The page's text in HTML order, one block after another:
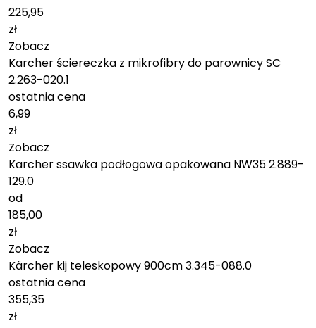
225,95
zł
Zobacz
Karcher ściereczka z mikrofibry do parownicy SC
2.263-020.1
ostatnia cena
6,99
zł
Zobacz
Karcher ssawka podłogowa opakowana NW35 2.889-
129.0
od
185,00
zł
Zobacz
Kärcher kij teleskopowy 900cm 3.345-088.0
ostatnia cena
355,35
zł